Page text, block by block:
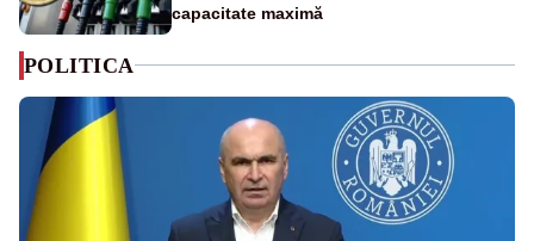
capacitate maximă
POLITICA